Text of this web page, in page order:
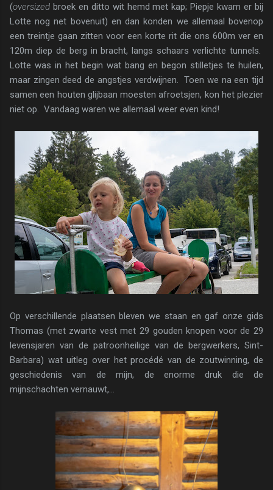
(oversized broek en ditto wit hemd met kap; Piepje kwam er bij
Lotte nog net bovenuit) en dan konden we allemaal bovenop
een treintje gaan zitten voor een korte rit die ons 600m ver en
120m diep de berg in bracht, langs schaars verlichte tunnels.
Lotte was in het begin wat bang en begon stilletjes te huilen,
maar zingen deed de angstjes verdwijnen. Toen we na een tijd
samen een houten glijbaan moesten afroetsjen, kon het plezier
niet op. Vandaag waren we allemaal weer even kind!
Op verschillende plaatsen bleven we staan en gaf onze gids
Thomas (met zwarte vest met 29 gouden knopen voor de 29
levensjaren van de patroonheilige van de bergwerkers, Sint-
Barbara) wat uitleg over het procédé van de zoutwinning, de
geschiedenis van de mijn, de enorme druk die de
mijnschachten vernauwt,...